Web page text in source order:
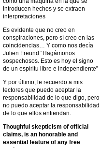
introducen hechos y se extraen
interpretaciones
Es evidente que no creo en
conspiraciones, pero sí creo en las
coincidencias… Y como nos decía
Julien Freund “Hagámonos
sospechosos. Esto es hoy el signo
de un espíritu libre e independiente”
Y por último, le recuerdo a mis
lectores que puedo aceptar la
responsabilidad de lo que digo, pero
no puedo aceptar la responsabilidad
de lo que ellos entiendan.
Thoughful skepticism of official
claims, is an honorable and
essential feature of any free